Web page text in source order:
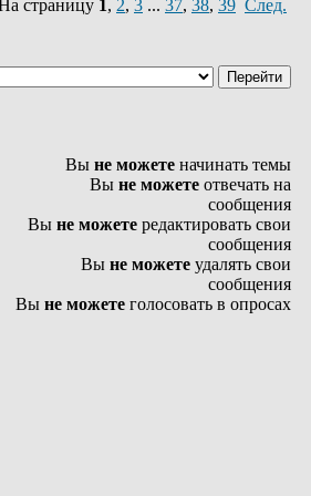
На страницу 1 , 2, 3 ... 37, 38, 39 След.
Вы не можете начинать темы
Вы не можете отвечать на
сообщения
Вы не можете редактировать свои
сообщения
Вы не можете удалять свои
сообщения
Вы не можете голосовать в опросах